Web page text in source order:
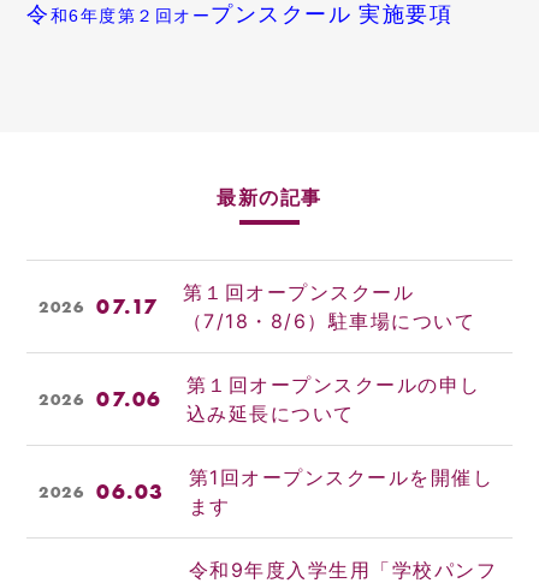
令和6年度第２回オープンスクール 実施要項
最新の記事
2026 07.17
第１回オープンスクール
（7/18・8/6）駐車場について
2026 07.06
第１回オープンスクールの申し
込み延長について
2026 06.03
第1回オープンスクールを開催し
ます
令和9年度入学生用「学校パンフ